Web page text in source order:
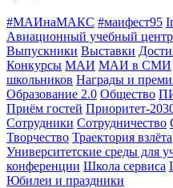
#МАИнаМАКС #маифест95
Авиационный учебный центр
Выпускники Выставки
Конкурсы МАИ МАИ в СМИ
школьников Награды и
Образование 2.0 Общество
Приём гостей Приоритет-
Сотрудники Сотрудничество
Творчество Траектория взлёта
Университетские среды для
конференции Школа сервиса
Юбилеи и праздники